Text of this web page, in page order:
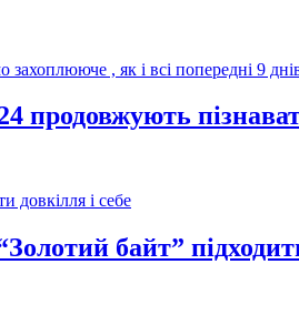
, як і всі попередні 9
довкілля і себе
байт”